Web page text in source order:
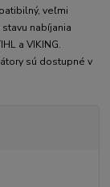
veľmi
nabíjania
a VIKING.
sú dostupné v